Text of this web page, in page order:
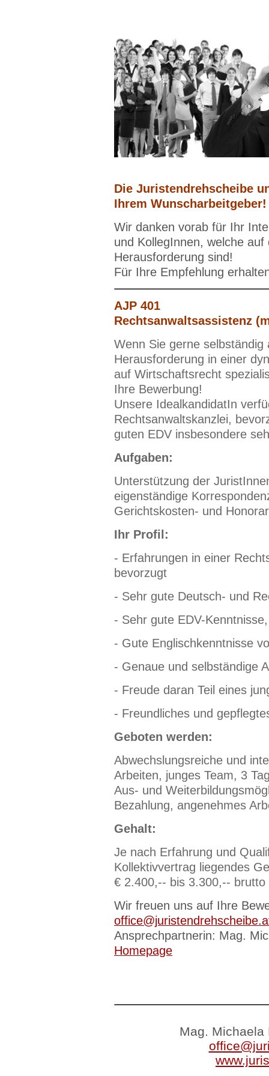
Die Juristendrehscheibe
Ihrem Wunscharbeitgeber!
Wir danken vorab für Ihr
und KollegInnen, welche
Herausforderung sind!
Für Ihre Empfehlung
AJP 401
Rechtsanwaltsassistenz
Wenn Sie gerne
Herausforderung in einer
auf Wirtschaftsrecht
Ihre Bewerbung!
Unsere IdealkandidatIn
Rechtsanwaltskanzlei,
guten EDV insbesondere
Aufgaben:
Unterstützung der
eigenständige
Gerichtskosten- und
Ihr Profil:
- Erfahrungen in einer
bevorzugt
- Sehr gute Deutsch- und
- Sehr gute EDV-
- Gute Englischkenntnisse
- Genaue und selbständige
- Freude daran Teil eines
- Freundliches und
Geboten werden:
Abwechslungsreiche und
Arbeiten, junges Team, 3
Aus- und
Bezahlung, angenehmes
Gehalt:
Je nach Erfahrung und
Kollektivvertrag liegendes
€ 2.400,-- bis 3.300,--
Wir freuen uns auf Ihre
Ansprechpartnerin: Mag.
Homepage
Mag. Michaela